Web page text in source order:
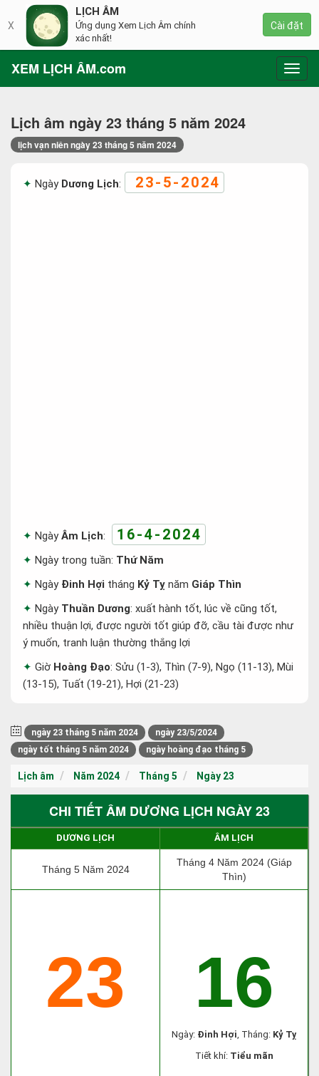
XEM LỊCH ÂM.com
Lịch âm ngày 23 tháng 5 năm 2024
lịch vạn niên ngày 23 tháng 5 năm 2024
Ngày Dương Lịch: 23-5-2024
NgàyÂm Lịch: 16-4-2024
Ngày trong tuần: Thứ Năm
Ngày Đinh Hợi tháng Kỷ Tỵ năm Giáp Thìn
Ngày Thuần Dương: xuất hành tốt, lúc về cũng tốt,
nhiều thuận lợi, được người tốt giúp đỡ, cầu tài được như
ý muốn, tranh luận thường thắng lợi
Giờ Hoàng Đạo: Sửu (1-3), Thìn (7-9), Ngọ (11-13), Mùi
(13-15), Tuất (19-21), Hợi (21-23)
ngày 23 tháng 5 năm 2024
ngày 23/5/2024
ngày tốt tháng 5 năm 2024
ngày hoàng đạo tháng 5
Lịch âm Năm 2024 Tháng 5 Ngày 23
CHI TIẾT ÂM DƯƠNG LỊCH NGÀY 23
DƯƠNG LỊCH ÂM LỊCH
Tháng 5 Năm 2024
Tháng 4 Năm 2024 (Giáp
Thìn)
23 16
Ngày: Đinh Hợi, Tháng: Kỷ Tỵ
Tiết khí: Tiểu mãn
X
LỊCH ÂM
Ứng dụng Xem Lịch Âm chính
xác nhất!
Cài đặt